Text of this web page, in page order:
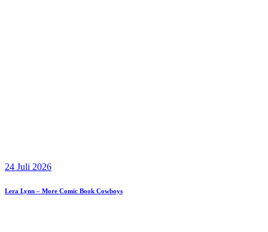
24 Juli 2026
Lera Lynn – More Comic Book Cowboys